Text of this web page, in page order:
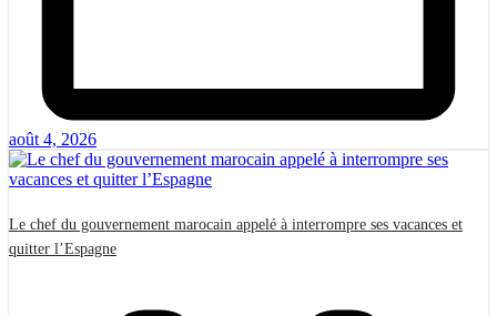
août 4, 2026
Le chef du gouvernement marocain appelé à interrompre ses vacances et
quitter l’Espagne